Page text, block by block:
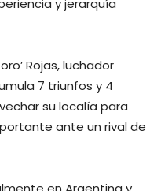
y jerarquía
Rojas, luchador
7 triunfos y 4
su localía para
ante un rival de